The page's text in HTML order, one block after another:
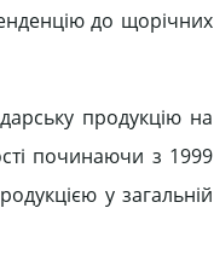
до щорічних
продукцію на
починаючи з 1999
у загальній